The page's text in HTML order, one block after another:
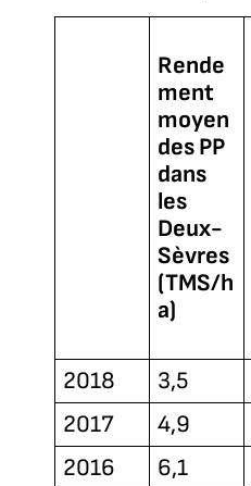
Rende
ment
moyen
des PP
dans
les
Deux-
Sèvres
(TMS/h
a)
2018
3,5
2017
4,9
2016
6,1